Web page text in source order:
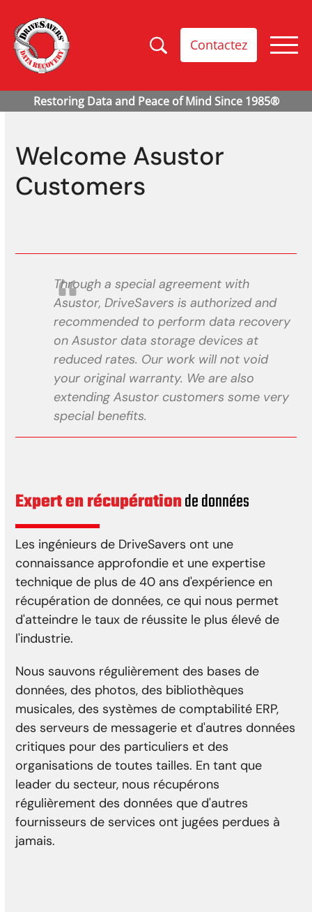
Contactez
Welcome Asustor
Customers
Through a special agreement with
Asustor, DriveSavers is authorized and
recommended to perform data recovery
on Asustor data storage devices at
reduced rates. Our work will not void
your original warranty. We are also
extending Asustor customers some very
special benefits.
Expert en récupérationde données
Les ingénieurs de DriveSavers ont une
connaissance approfondie et une expertise
technique de plus de 40 ans d'expérience en
récupération de données, ce qui nous permet
d'atteindre le taux de réussite le plus élevé de
l'industrie.
Nous sauvons régulièrement des bases de
données, des photos, des bibliothèques
musicales, des systèmes de comptabilité ERP,
des serveurs de messagerie et d'autres données
critiques pour des particuliers et des
organisations de toutes tailles. En tant que
leader du secteur, nous récupérons
régulièrement des données que d'autres
fournisseurs de services ont jugées perdues à
jamais.